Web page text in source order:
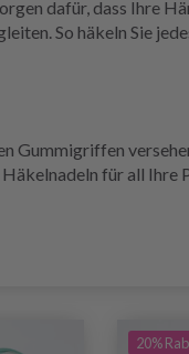
dafür, dass Ihre
So häkeln Sie
Gummigriffen
für all Ihre
20%